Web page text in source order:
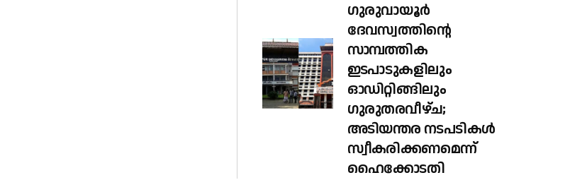
ഗുരുവായൂർ
ദേവസ്വത്തിന്റെ
സാമ്പത്തിക
ഇടപാടുകളിലും
ഓഡിറ്റിങ്ങിലും ​
ഗുരുതരവീഴ്ച;
അടിയന്തര നടപടികൾ
സ്വീകരിക്കണമെന്ന്
ഹൈക്കോടതി